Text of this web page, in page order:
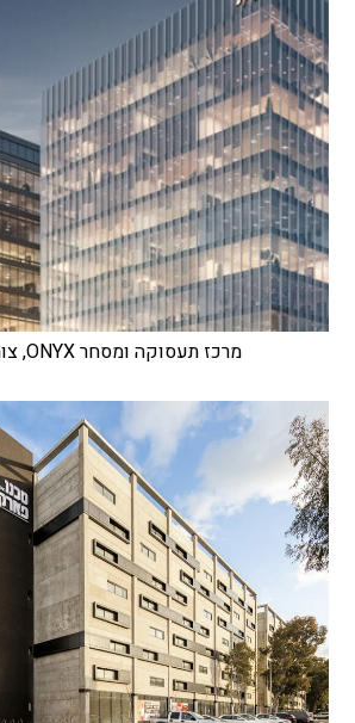
מרכז תעסוקה ומסחר ONYX, צומת סביון